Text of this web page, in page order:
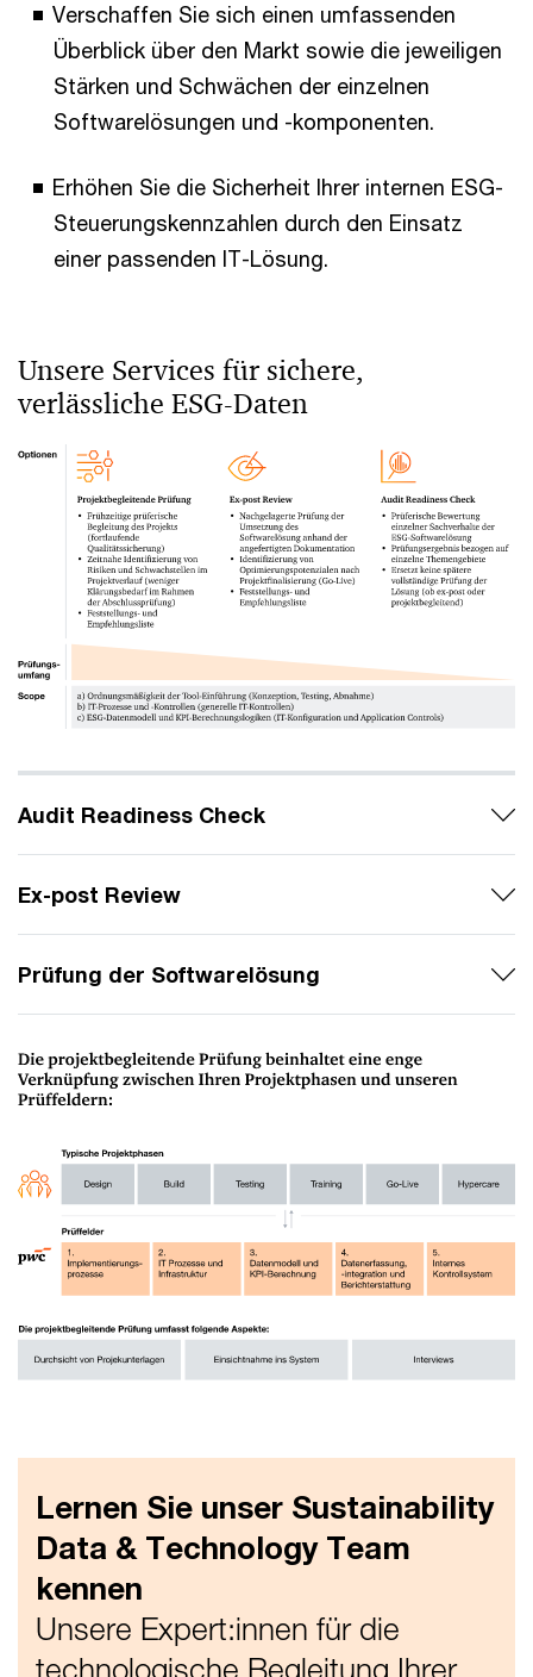
Verschaffen Sie sich einen umfassenden
Überblick über den Markt sowie die jeweiligen
Stärken und Schwächen der einzelnen
Softwarelösungen und -komponenten.
Erhöhen Sie die Sicherheit Ihrer internen ESG-
Steuerungskennzahlen durch den Einsatz
einer passenden IT-Lösung.
Unsere Services für sichere,
verlässliche ESG-Daten
Audit Readiness Check
Ex-post Review
Prüfung der Softwarelösung
Lernen Sie unser Sustainability
Data & Technology Team
kennen
Unsere Expert:innen für die